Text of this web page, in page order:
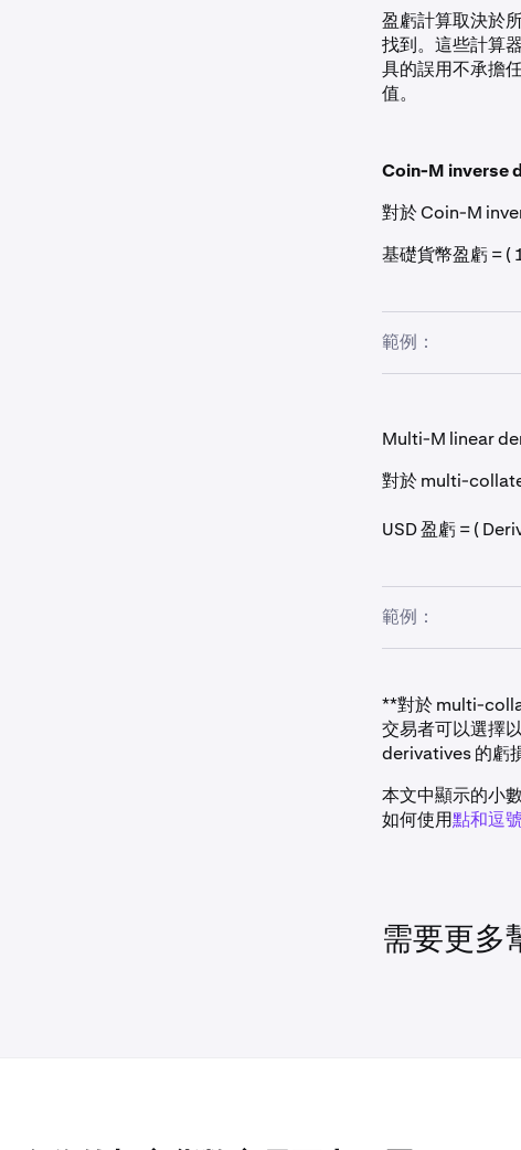
盈虧計算取決於
找到。這些計算
具的誤用不承擔
值。
Coin-M inverse
對於 Coin-M
基礎貨幣盈虧 = (
範例：
以每 ETH 2500
以每 ETH 2800
盈虧為 ( 1 / 2500
Multi-M linear
對於 multi-
USD 盈虧 = (
範例：
以每 BTC
以每 BTC 40,000
盈虧為 (40,000 -
**對於 multi-
交易者可以選擇
derivatives 的虧
本文中顯示的小
如何使用點和逗
需要更多